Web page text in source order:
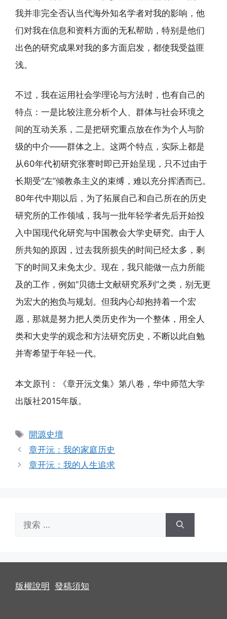
我并非完全否认当代海外知名学者对我的影响，他
们对我在信息和资料方面的无私帮助，特别是他们
出色的研究成果对我的多方面启发，都使我受益匪
浅。
不过，我在运用社会学理论与方法时，也有自己的
特点：一是比较注意分析个人、群体与社会环境之
间的互动关系，二是把研究重点放在作为个人与阶
级的中介——群体之上。这两个特点，实际上都是
从60年代初研究张謇时即已开始呈现，只不过由于
长期受“左”倾教条主义的束缚，难以充分挥洒而已。
80年代中期以后，为了拓展自己和自己所在的历史
研究所的工作领域，我与一批年轻学者先后开始投
入中国现代化研究与中国教会大学史研究。由于人
所共知的原因，过去我所损失的时间已经太多，剩
下的时间又未免太少。现在，我只能做一点力所能
及的工作，例如“贝德士文献研究系列”之类，别无更
为宏大的抱负与规划。但我内心却抱持着一个宏
愿，那就是努力把人类历史作为一个整体，用全人
类和大史学的观念和方法研究历史，不断以此自勉
并寄希望于年轻一代。
本文原刊：《章开沅文集》第八卷，华中师范大学
出版社2015年版。
标
签
開源史壇
章开沅：我的家庭历史
章开沅：我的人生追求
版權說明 發稿須知